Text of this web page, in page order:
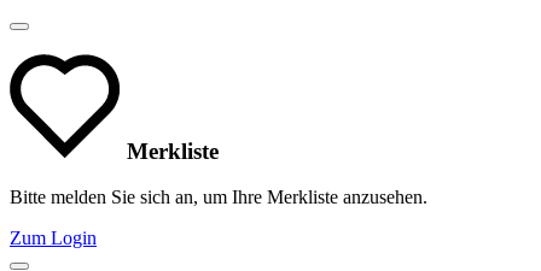
Merkliste
Bitte melden Sie sich an, um Ihre Merkliste anzusehen.
Zum Login